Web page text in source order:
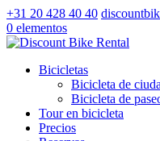
+31 20 428 40 40
0 elementos
Bicicletas
Bicicleta de
Bicicleta de
Tour en bicicleta
Precios